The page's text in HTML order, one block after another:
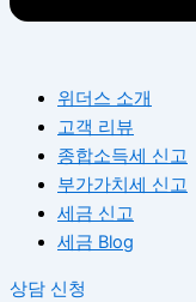
위더스 소개
고객 리뷰
종합소득세 신고
부가가치세 신고
세금 신고
세금 Blog
상담 신청